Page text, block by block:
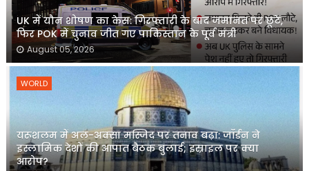
UK में यौन शोषण का केस: गिरफ्तारी के बाद जमानत पर छूटे,
फिर POK में चुनाव जीत गए पाकिस्तान के पूर्व मंत्री
August 05, 2026
WORLD
यरूशलम में अल-अक्सा मस्जिद पर तनाव बढ़ा: जॉर्डन ने
इस्लामिक देशों की आपात बैठक बुलाई; इस्राइल पर क्या
आरोप?